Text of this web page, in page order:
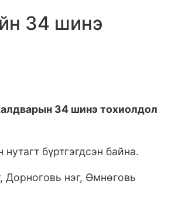
34 шинэ
34 шинэ тохиолдол
бүртгэгдсэн байна.
Дорноговь нэг, Өмнөговь